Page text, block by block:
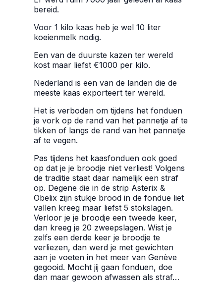
bereid.
Voor 1 kilo kaas heb je wel 10 liter
koeienmelk nodig.
Een van de duurste kazen ter wereld
kost maar liefst €1000 per kilo.
Nederland is een van de landen die de
meeste kaas exporteert ter wereld.
Het is verboden om tijdens het fonduen
je vork op de rand van het pannetje af te
tikken of langs de rand van het pannetje
af te vegen.
Pas tijdens het kaasfonduen ook goed
op dat je je broodje niet verliest! Volgens
de traditie staat daar namelijk een straf
op. Degene die in de strip Asterix &
Obelix zijn stukje brood in de fondue liet
vallen kreeg maar liefst 5 stokslagen.
Verloor je je broodje een tweede keer,
dan kreeg je 20 zweepslagen. Wist je
zelfs een derde keer je broodje te
verliezen, dan werd je met gewichten
aan je voeten in het meer van Genève
gegooid. Mocht jij gaan fonduen, doe
dan maar gewoon afwassen als straf…